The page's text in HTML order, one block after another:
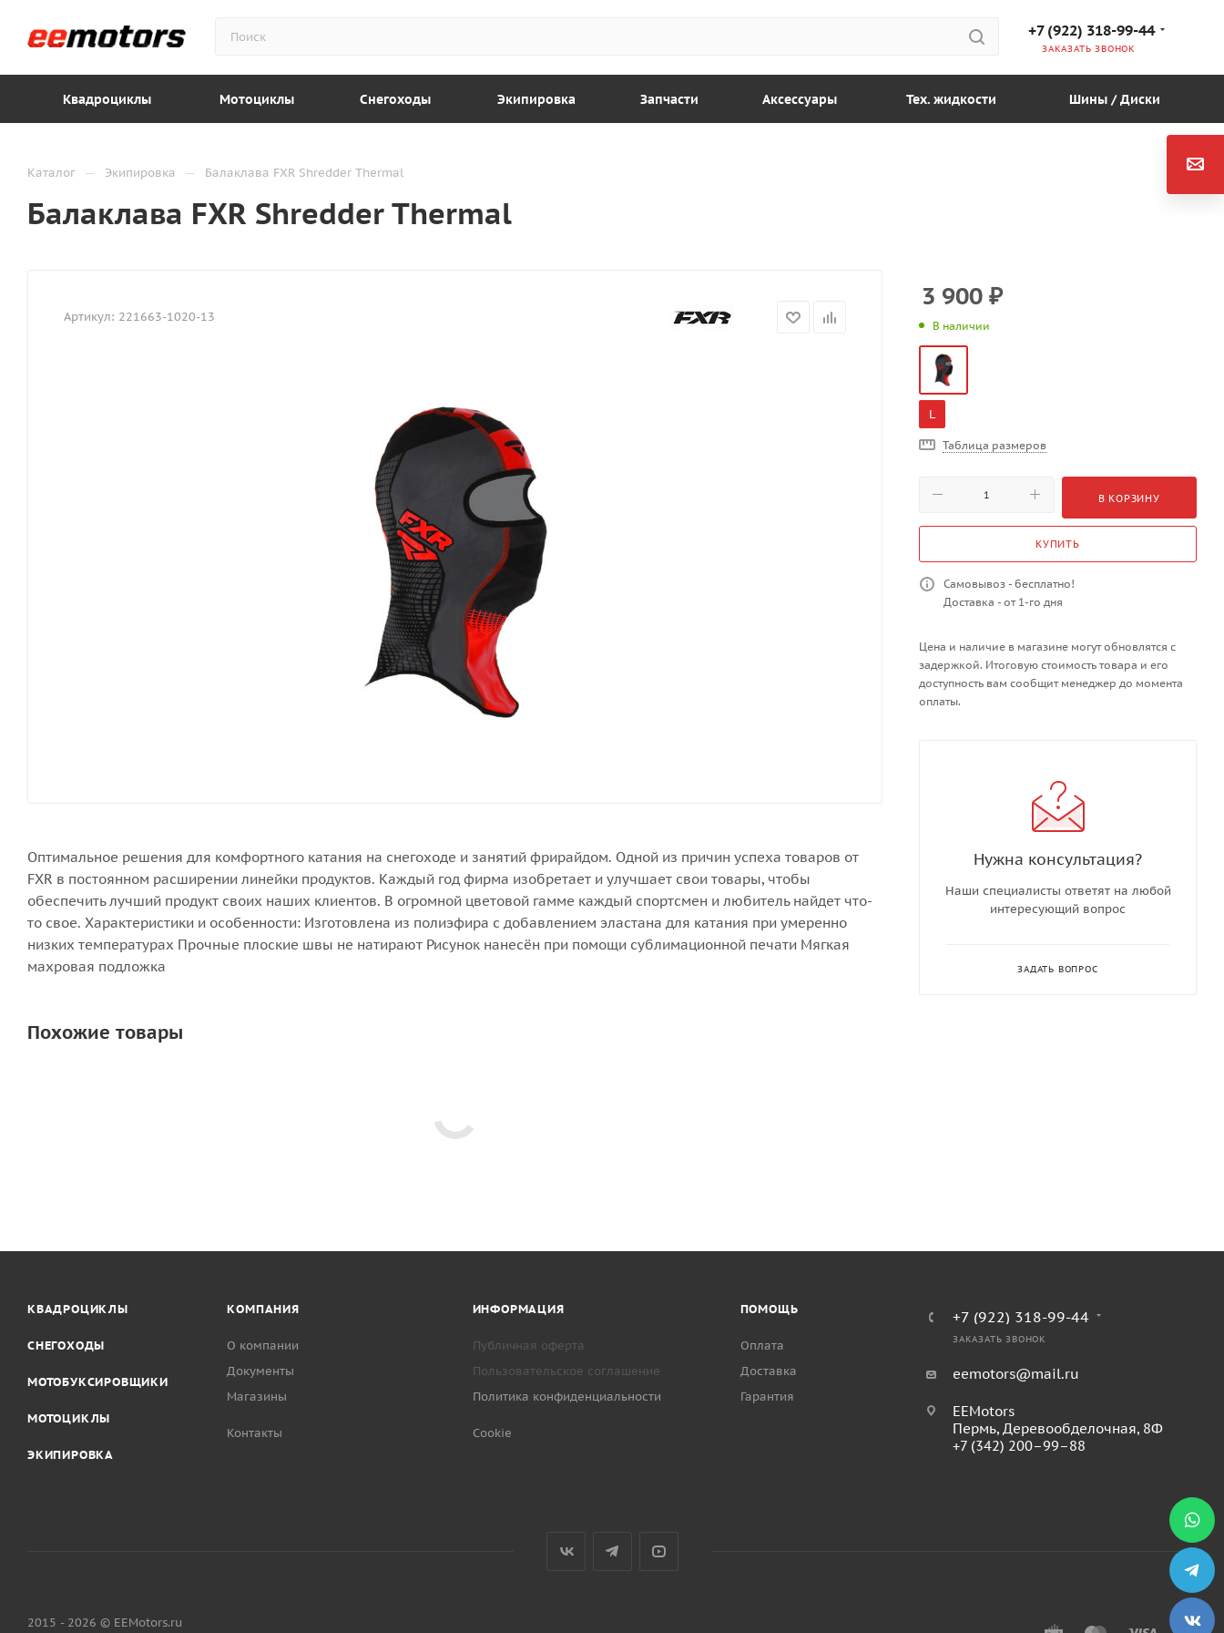
+7 (922) 318-99-44
ЗАКАЗАТЬ ЗВОНОК
Квадроциклы Мотоциклы Снегоходы Экипировка Запчасти Аксессуары Тех. жидкости Шины / Диски
Каталог — Экипировка — Балаклава FXR Shredder Thermal
Балаклава FXR Shredder Thermal
Артикул: 221663-1020-13
Оптимальное решения для комфортного катания на снегоходе и занятий фрирайдом. Одной из причин успеха товаров от
FXR в постоянном расширении линейки продуктов. Каждый год фирма изобретает и улучшает свои товары, чтобы
обеспечить лучший продукт своих наших клиентов. В огромной цветовой гамме каждый спортсмен и любитель найдет что-
то свое. Характеристики и особенности: Изготовлена из полиэфира с добавлением эластана для катания при умеренно
низких температурах Прочные плоские швы не натирают Рисунок нанесён при помощи сублимационной печати Мягкая
махровая подложка
Похожие товары
3 900 ₽
В наличии
L
Таблица размеров
В КОРЗИНУ
КУПИТЬ
Самовывоз - бесплатно!
Доставка - от 1-го дня
Цена и наличие в магазине могут обновлятся с
задержкой. Итоговую стоимость товара и его
доступность вам сообщит менеджер до момента
оплаты.
Нужна консультация?
Наши специалисты ответят на любой
интересующий вопрос
ЗАДАТЬ ВОПРОС
КВАДРОЦИКЛЫ
СНЕГОХОДЫ
МОТОБУКСИРОВЩИКИ
МОТОЦИКЛЫ
ЭКИПИРОВКА
КОМПАНИЯ
О компании
Документы
Магазины
Контакты
ИНФОРМАЦИЯ
Публичная оферта
Пользовательское соглашение
Политика конфиденциальности
Cookie
ПОМОЩЬ
Оплата
Доставка
Гарантия
+7 (922) 318-99-44
ЗАКАЗАТЬ ЗВОНОК
eemotors@mail.ru
EEMotors
Пермь, Деревообделочная, 8Ф
+7 (342) 200–99–88
2015 - 2026 © EEMotors.ru